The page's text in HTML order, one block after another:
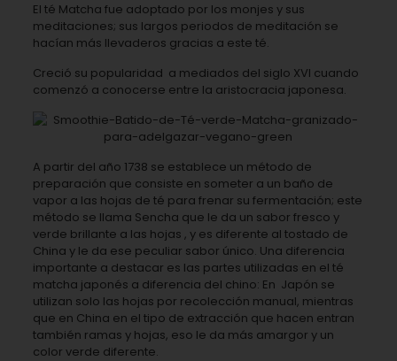
El té Matcha fue adoptado por los monjes y sus
meditaciones; sus largos periodos de meditación se
hacían más llevaderos gracias a este té.
Creció su popularidad a mediados del siglo XVI cuando
comenzó a conocerse entre la aristocracia japonesa.
A partir del año 1738 se establece un método de
preparación que consiste en someter a un baño de
vapor a las hojas de té para frenar su fermentación; este
método se llama Sencha que le da un sabor fresco y
verde brillante a las hojas , y es diferente al tostado de
China y le da ese peculiar sabor único. Una diferencia
importante a destacar es las partes utilizadas en el té
matcha japonés a diferencia del chino: En Japón se
utilizan solo las hojas por recolección manual, mientras
que en China en el tipo de extracción que hacen entran
también ramas y hojas, eso le da más amargor y un
color verde diferente.